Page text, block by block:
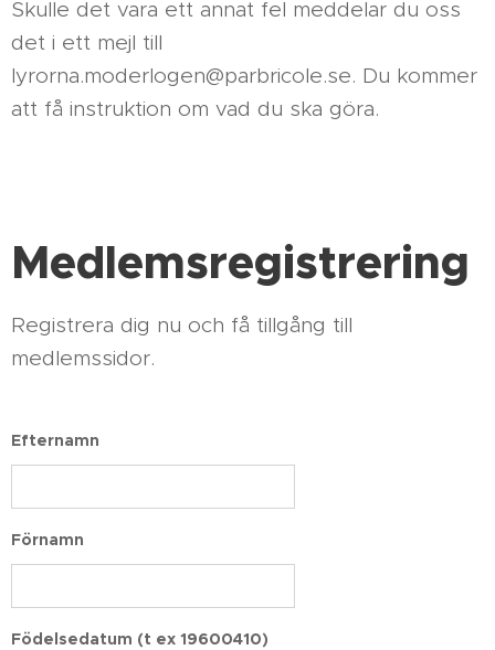
Skulle det vara ett annat fel meddelar du oss
det i ett mejl till
lyrorna.moderlogen@parbricole.se. Du kommer
att få instruktion om vad du ska göra.
Medlemsregistrering
Registrera dig nu och få tillgång till
medlemssidor.
Efternamn
Förnamn
Födelsedatum (t ex 19600410)